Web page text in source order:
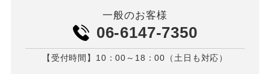
一般のお客様
06-6147-7350
【受付時間】10：00～18：00（土日も対応）